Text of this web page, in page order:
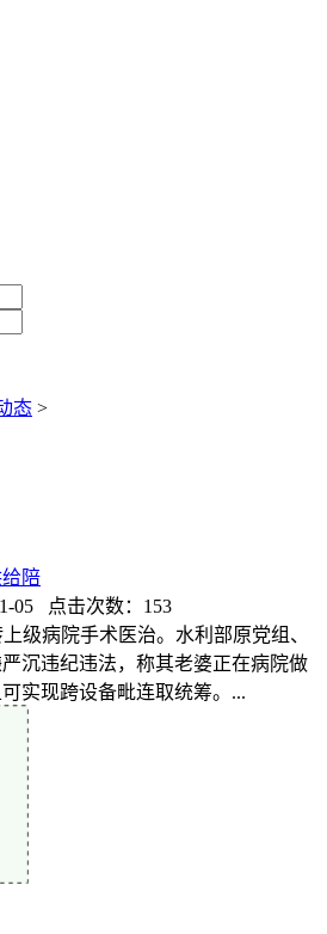
态 >
陪
05 点击次数：153
级病院手术医治。水利部原党组、
沉违纪违法，称其老婆正在病院做
实现跨设备毗连取统筹。...